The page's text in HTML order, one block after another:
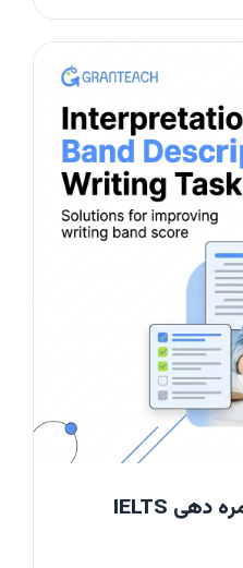
رمزگشایی معیارهای نمره دهی IELTS